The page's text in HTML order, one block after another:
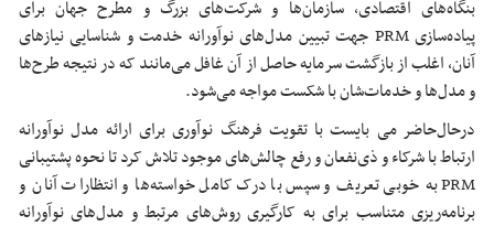
بنگاه‌های اقتصادی، سازمان‌ها و شرکت‌های بزرگ و مطرح جهان برای
پیاده‌سازی PRM جهت تبیین مدل‌های نوآورانه خدمت و شناسایی نیازهای
آنان، اغلب از بازگشت سرمایه حاصل از آن غافل می‌مانند که در نتیجه طرح‌ها
و مدل‌ها و خدمات‌شان با شکست مواجه می‌شود.
درحال‌حاضر می بایست با تقویت فرهنگ نوآوری برای ارائه مدل نوآورانه
ارتباط با شرکاء و ذی‌نفعان و رفع چالش‌های موجود تلاش کرد تا نحوه پشتیبانی
PRM به‌ خوبی تعریف و سپس با درک کامل خواسته‌ها و انتظارات آنان و
برنامه‌ریزی متناسب برای به کارگیری روش‌های مرتبط و مدل‌های نوآورانه